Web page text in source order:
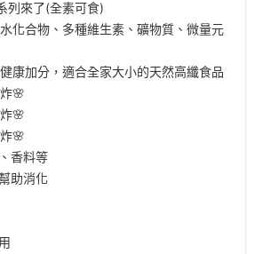
列來了(全素可食)
化合物、多種維生素、礦物質、微量元
康加分，適合全家大小的天然高纖食品
🌸
🌸
🌸
香料等
助消化